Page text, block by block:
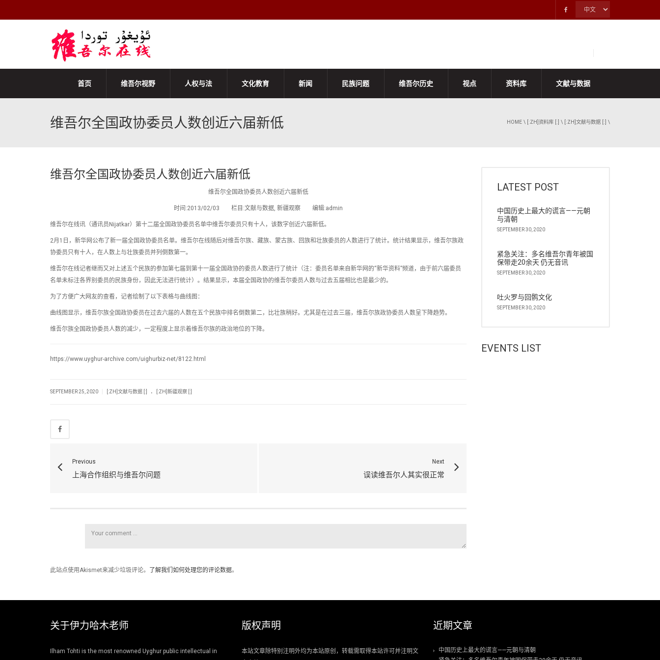
首页 维吾尔视野 人权与法 文化教育 新闻 民族问题 维吾尔历史 视点 资料库 文献与数据
维吾尔全国政协委员人数创近六届新低 HOME \ [:ZH]资料库 [:] \ [:ZH]文献与数据 [:] \
维吾尔全国政协委员人数创近六届新低
维吾尔全国政协委员人数创近六届新低
时间:2013/02/03 栏目:文献与数据, 新疆观察 编辑:admin
维吾尔在线讯（通讯员Nijatkar）第十二届全国政协委员名单中维吾尔委员只有十人，该数字创近六届新低。
2月1日，新华网公布了新一届全国政协委员名单。维吾尔在线随后对维吾尔族、藏族、蒙古族、回族和壮族委员的人数进行了统计。统计结果显示，维吾尔族政
协委员只有十人，在人数上与壮族委员并列倒数第一。
维吾尔在线记者继而又对上述五个民族的参加第七届到第十一届全国政协的委员人数进行了统计（注：委员名单来自新华网的“新华资料”频道，由于前六届委员
名单未标注各界别委员的民族身份，因此无法进行统计）。结果显示，本届全国政协的维吾尔委员人数与过去五届相比也是最少的。
为了方便广大网友的查看，记者绘制了以下表格与曲线图：
曲线图显示，维吾尔族全国政协委员在过去六届的人数在五个民族中排名倒数第二，比壮族稍好。尤其是在过去三届，维吾尔族政协委员人数呈下降趋势。
维吾尔族全国政协委员人数的减少，一定程度上显示着维吾尔族的政治地位的下降。
https://www.uyghur-archive.com/uighurbiz-net/8122.html
SEPTEMBER 25, 2020 [:ZH]文献与数据 [:] . [:ZH]新疆观察 [:]
Previous
上海合作组织与维吾尔问题
Next
误读维吾尔人其实很正常
此站点使用Akismet来减少垃圾评论。 了解我们如何处理您的评论数据。
LATEST POST
中国历史上最大的谎言——元朝
与清朝
SEPTEMBER 30, 2020
紧急关注：多名维吾尔青年被国
保带走20余天 仍无音讯
SEPTEMBER 30, 2020
吐火罗与回鹘文化
SEPTEMBER 30, 2020
EVENTS LIST
关于伊力哈木老师
Ilham Tohti is the most renowned Uyghur public intellectual in
版权声明
本站文章除特别注明外均为本站原创，转载需取得本站许可并注明文
近期文章
中国历史上最大的谎言——元朝与清朝